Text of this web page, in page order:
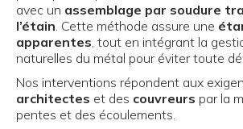
avec un assemblage par soudure
l’étain . Cette méthode assure une
apparentes , tout en intégrant la
naturelles du métal pour éviter toute
Nos interventions répondent aux
architectes et des couvreurs par la
pentes et des écoulements.